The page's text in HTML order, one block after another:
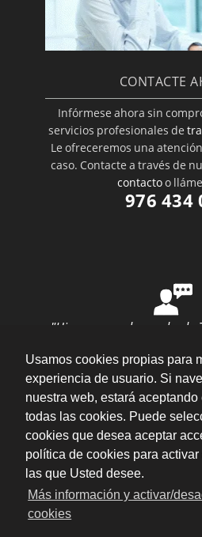
Usamos cookies propias para
experiencia de usuario. Si
nuestra web, estará aceptando
todas las cookies. Puede
cookies que desea aceptar
política de cookies para
las que Usted desee.
Más información y activar/
cookies
CONTACTE
Infórmese ahora sin
servicios profesionales de
Le ofreceremos una
caso. Contacte a través de
contactoo
976 434
"Hice una mudanza
valoración
Enviar
Plaza del Pilar, 16 Entlo.